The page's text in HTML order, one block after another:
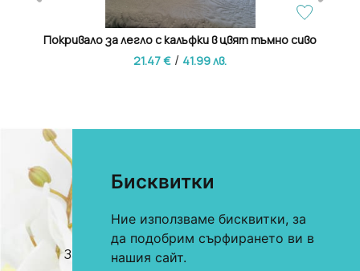
Бисквитки
Ние използваме бисквитки, за
да подобрим сърфирането ви в
нашия сайт.
Покривало за легло с калъфки в цвят тъмно сиво
21.47 € / 41.99 лв.
За онлайн поръчки 0893 622 184
За търговци и хотели